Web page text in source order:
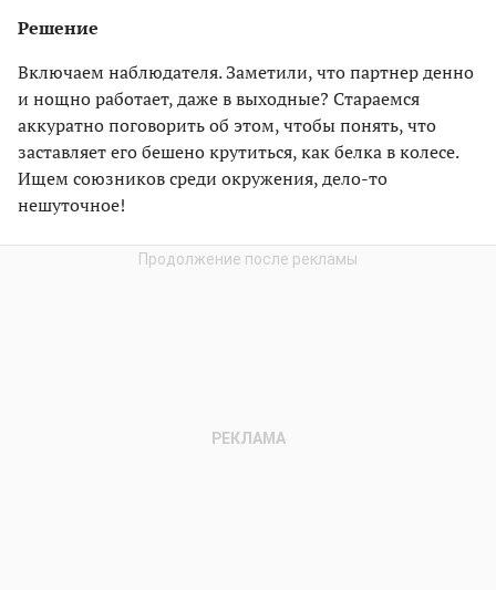
Решение
Включаем наблюдателя. Заметили, что партнер денно
и нощно работает, даже в выходные? Стараемся
аккуратно поговорить об этом, чтобы понять, что
заставляет его бешено крутиться, как белка в колесе.
Ищем союзников среди окружения, дело-то
нешуточное!